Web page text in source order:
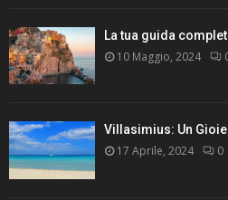
La tua guida
10 Maggio, 2024
Villasimius: Un
17 Aprile, 2024 0